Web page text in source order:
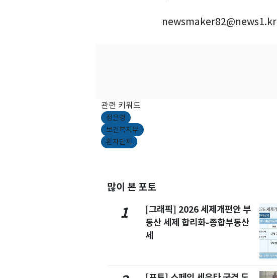
newsmaker82@news1.kr
관련 키워드
정은경
보건복지부
환자단체
많이 본 포토
1
[그래픽] 2026 세제개편안 부
동산 세제 합리화-종합부동산
세